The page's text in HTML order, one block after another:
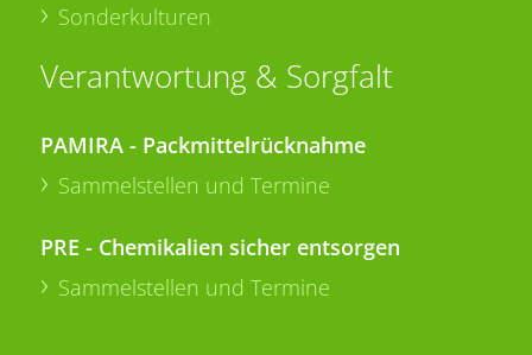
Sonderkulturen
Verantwortung & Sorgfalt
PAMIRA - Packmittelrücknahme
Sammelstellen und Termine
PRE - Chemikalien sicher entsorgen
Sammelstellen und Termine